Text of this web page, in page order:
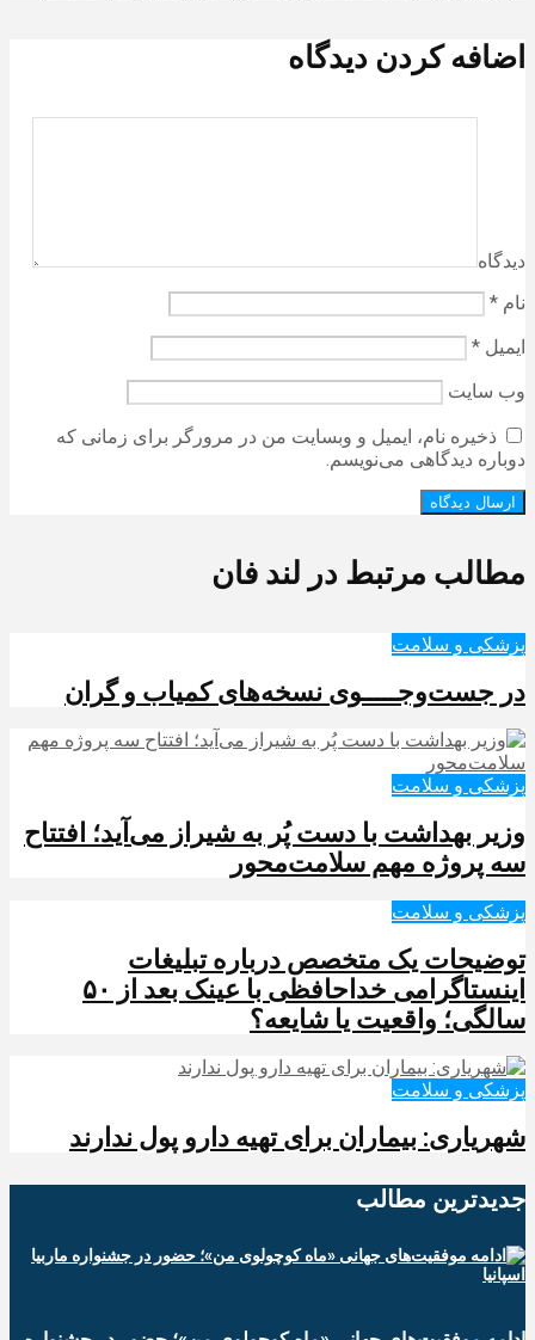
اضافه کردن دیدگاه
دیدگاه
نام *
ایمیل *
وب‌ سایت
ذخیره نام، ایمیل و وبسایت من در مرورگر برای زمانی که
دوباره دیدگاهی می‌نویسم.
مطالب مرتبط در لند فان
پزشکی و سلامت
در جست‌وجـــــوی نسخه‌های کمیاب و گران
پزشکی و سلامت
وزیر بهداشت با دست پُر به شیراز می‌آید؛ افتتاح
سه پروژه مهم سلامت‌محور
پزشکی و سلامت
توضیحات یک متخصص درباره تبلیغات
اینستاگرامی خداحافظی با عینک بعد از ۵۰
سالگی؛ واقعیت یا شایعه؟
پزشکی و سلامت
شهریاری: بیماران برای تهیه دارو پول ندارند
جدیدترین‌ مطالب